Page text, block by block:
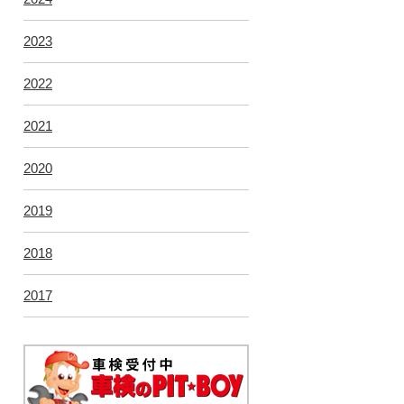
2023
2022
2021
2020
2019
2018
2017